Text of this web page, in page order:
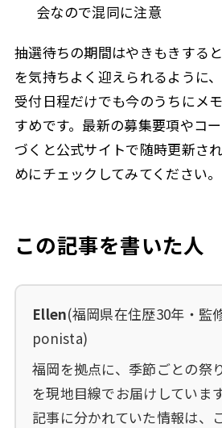
会なので混同に注意
抽選待ちの期間はやきもきする
を気持ちよく迎えられるように
受付日程だけでも今のうちにメ
すめです。最新の募集要項やコ
づくと公式サイトで随時更新さ
めにチェックしてみてください。
この記事を書いた人
Ellen(福岡県在住歴30年・監
ponista)
福岡を拠点に、季節ごとの祭
を現地目線でお届けしていま
記事に分かれていた情報は、